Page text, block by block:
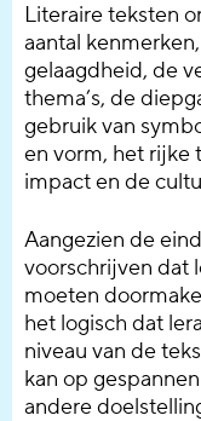
Literaire teksten
aantal
gelaagdheid, de
thema’s, de
gebruik van
en vorm, het rijke
impact en de
Aangezien de
voorschrijven dat
moeten
het logisch dat
niveau van de
kan op
andere